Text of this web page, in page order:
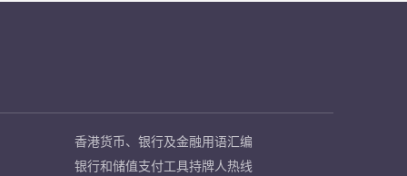
香港货币、银行及金融用语汇编
银行和储值支付工具持牌人热线